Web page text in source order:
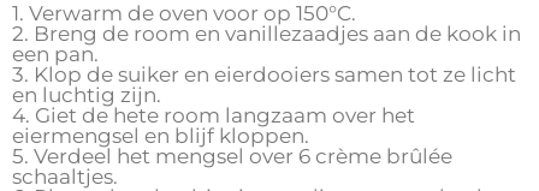
1. Verwarm de oven voor op 150°C.
2. Breng de room en vanillezaadjes aan de kook in
een pan.
3. Klop de suiker en eierdooiers samen tot ze licht
en luchtig zijn.
4. Giet de hete room langzaam over het
eiermengsel en blijf kloppen.
5. Verdeel het mengsel over 6 crème brûlée
schaaltjes.